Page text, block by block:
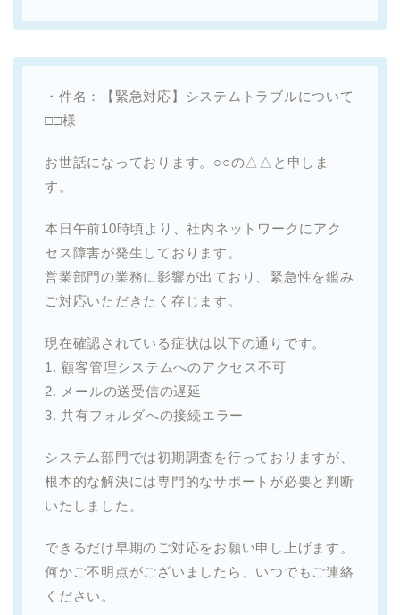
・件名：【緊急対応】システムトラブルについて
□□様
お世話になっております。○○の△△と申しま
す。
本日午前10時頃より、社内ネットワークにアク
セス障害が発生しております。
営業部門の業務に影響が出ており、緊急性を鑑み
ご対応いただきたく存じます。
現在確認されている症状は以下の通りです。
1. 顧客管理システムへのアクセス不可
2. メールの送受信の遅延
3. 共有フォルダへの接続エラー
システム部門では初期調査を行っておりますが、
根本的な解決には専門的なサポートが必要と判断
いたしました。
できるだけ早期のご対応をお願い申し上げます。
何かご不明点がございましたら、いつでもご連絡
ください。